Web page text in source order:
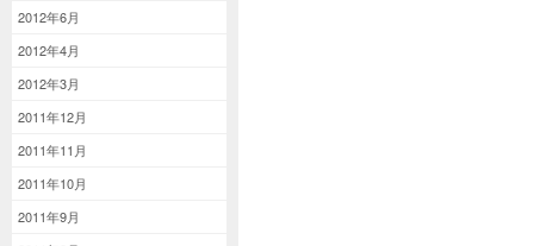
2012年6月
2012年4月
2012年3月
2011年12月
2011年11月
2011年10月
2011年9月